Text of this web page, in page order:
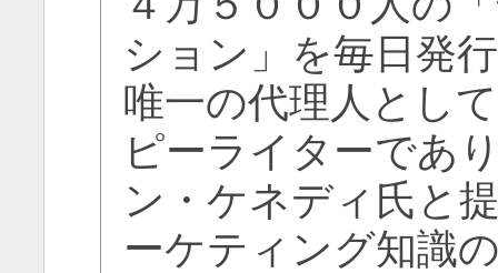
ション」を毎日発
唯一の代理人とし
ピーライターであ
ン・ケネディ氏と
ーケティング知識